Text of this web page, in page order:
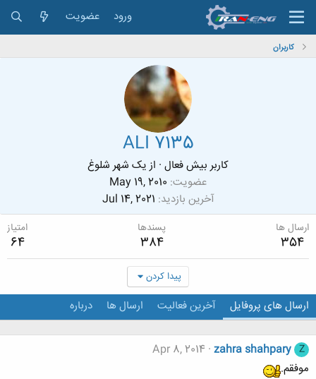
ورود عضویت
کاربران
ALI 7135
کاربر بیش فعال · از یک شهر شلوغ
عضویت May 19, 2010
آخرین بازدید Jul 14, 2021
ارسال ها
354
پسندها
384
امتیاز
64
پیدا کردن
ارسال های پروفایل آخرین فعالیت ارسال ها درباره
Z
zahra shahpary
Apr 8, 2014
موفقم.